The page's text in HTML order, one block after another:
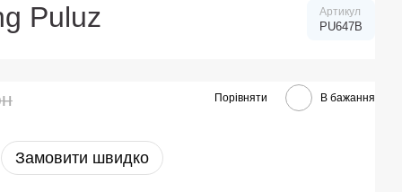
Puluz Артикул
PU647B
Порівняти В бажання
Замовити швидко